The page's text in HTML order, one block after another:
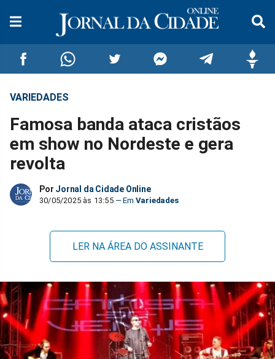
Compartilhar
no
Facebook
Compartilhar
no
Whatsapp
no
no
no
VARIEDADES
Famosa banda ataca cristãos
em show no Nordeste e gera
revolta
Por Jornal da Cidade Online
30/05/2025 às 13:55 Variedades
LER NA ÁREA DO ASSINANTE